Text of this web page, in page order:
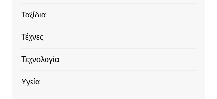
Ταξίδια
Τέχνες
Τεχνολογία
Υγεία